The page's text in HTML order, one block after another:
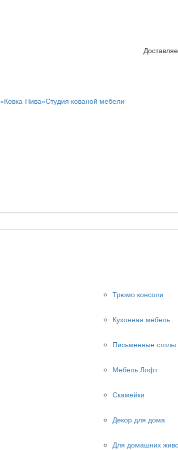
«Ковка-Нива»Студия кованой мебели
Трюмо консоли
Кухонная мебель
Письменные столы
Мебель Лофт
Скамейки
Декор для дома
Для домашних